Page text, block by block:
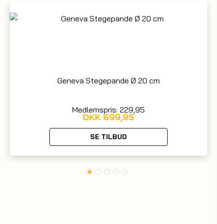
Geneva Stegepande Ø 20 cm
Medlemspris: 229,95
DKK 699,95
SE TILBUD